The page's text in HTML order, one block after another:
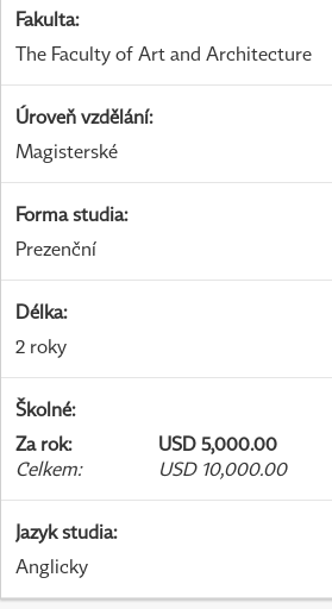
Fakulta:
The Faculty of Art and Architecture
Úroveň vzdělání:
Magisterské
Forma studia:
Prezenční
Délka:
2 roky
Školné:
Za rok:
USD 5,000.00
Celkem: USD 10,000.00
Jazyk studia:
Anglicky